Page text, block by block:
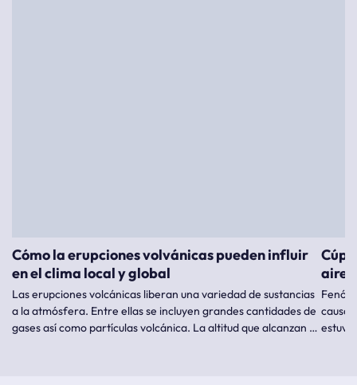
Cómo la erupciones volvánicas pueden influir
en el clima local y global
Las erupciones volcánicas liberan una variedad de sustancias
a la atmósfera. Entre ellas se incluyen grandes cantidades de
gases así como partículas volcánica. La altitud que alcanzan y
aire